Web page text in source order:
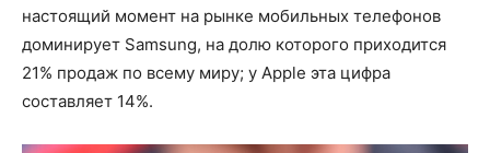
настоящий момент на рынке мобильных телефонов
доминирует Samsung, на долю которого приходится
21% продаж по всему миру; у Apple эта цифра
составляет 14%.